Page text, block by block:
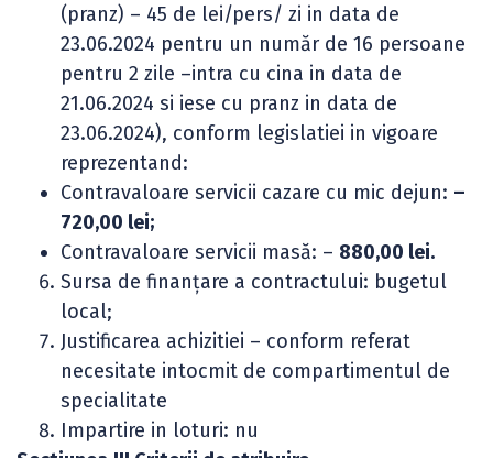
(pranz) – 45 de lei/pers/ zi in data de
23.06.2024 pentru un număr de 16 persoane
pentru 2 zile –intra cu cina in data de
21.06.2024 si iese cu pranz in data de
23.06.2024), conform legislatiei in vigoare
reprezentand:
Contravaloare servicii cazare cu mic dejun: –
720,00 lei;
Contravaloare servicii masă: – 880,00 lei.
Sursa de finanţare a contractului: bugetul
local;
Justificarea achizitiei – conform referat
necesitate intocmit de compartimentul de
specialitate
Impartire in loturi: nu